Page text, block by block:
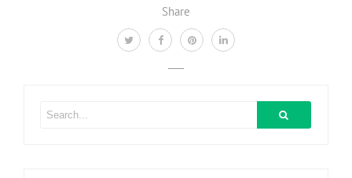
Share